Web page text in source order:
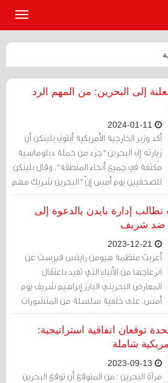
إلى البحرين: من المهم الرد
أكد وزير الخارجية الأمريكية أنتوني بلينكن أن
زيارته إلى البحرين "جزء من حملة دبلوماسية
مُكَثفة في جميع أنحاء المنطقة". وقال بلينكن
للصحفيين يوم أمس إنّ "البحرين شريك مهم
للولايات المتحدة وموطن للأسطول
الخامس".إدارة بايدن بالدعوة إلى
ضد شريف
أعربت منظمة هيومن رايتس فيرست عن
انزعاجها من الأنباء التي تفيد باعتقال
المعارض البحريني البارز إبراهيم شريف يوم
أمس، على خلفية سلسلة من المنشورات
على وسائل التواصل الاجتماعي، انتقد فيها
شريف الحكومة البحرينية ومشاركتها في
تحالف تقوده الولايات المتحدة في خليج عدن.
توقعان اتفاقية استراتيجية:
شاملة
مرآة البحرين : من المتوقع أن توقع البحرين